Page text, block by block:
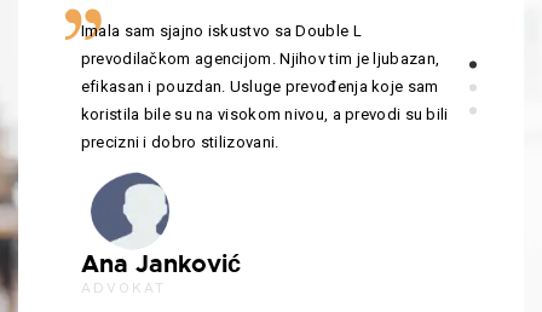
Imala sam sjajno iskustvo sa Double L
prevodilačkom agencijom. Njihov tim je ljubazan,
efikasan i pouzdan. Usluge prevođenja koje sam
koristila bile su na visokom nivou, a prevodi su bili
precizni i dobro stilizovani.
Ana Janković
ADVOKAT